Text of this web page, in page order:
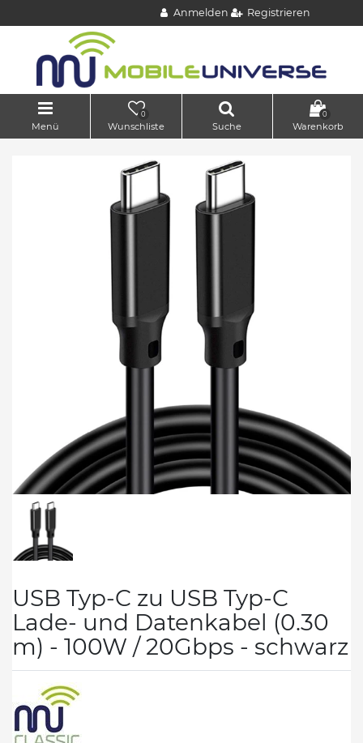
Anmelden Registrieren
Menü
0
Wunschliste Suche
0
Warenkorb
USB Typ-C zu USB Typ-C
Lade- und Datenkabel (0.30
m) - 100W / 20Gbps - schwarz